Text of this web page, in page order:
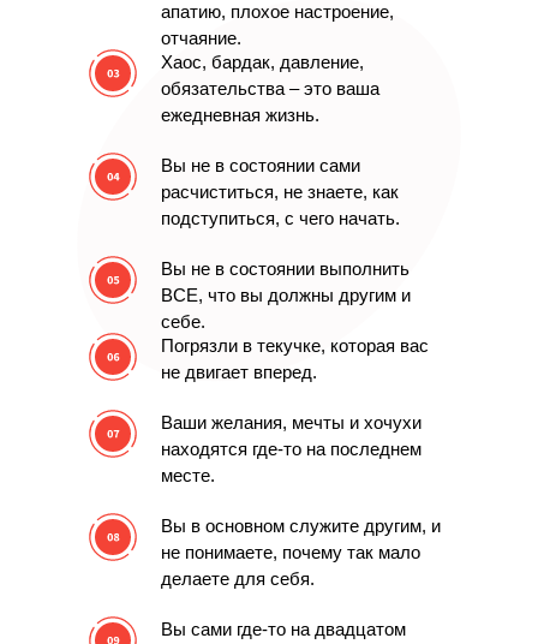
апатию, плохое настроение,
отчаяние.
Хаос, бардак, давление,
обязательства – это ваша
ежедневная жизнь.
Вы не в состоянии сами
расчиститься, не знаете, как
подступиться, с чего начать.
Вы не в состоянии выполнить
ВСЕ, что вы должны другим и
себе.
Погрязли в текучке, которая вас
не двигает вперед.
Ваши желания, мечты и хочухи
находятся где-то на последнем
месте.
Вы в основном служите другим, и
не понимаете, почему так мало
делаете для себя.
Вы сами где-то на двадцатом